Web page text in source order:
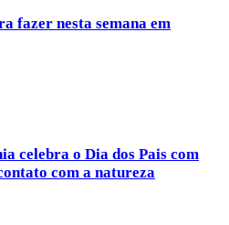
fazer nesta semana em
celebra o Dia dos Pais com
com a natureza